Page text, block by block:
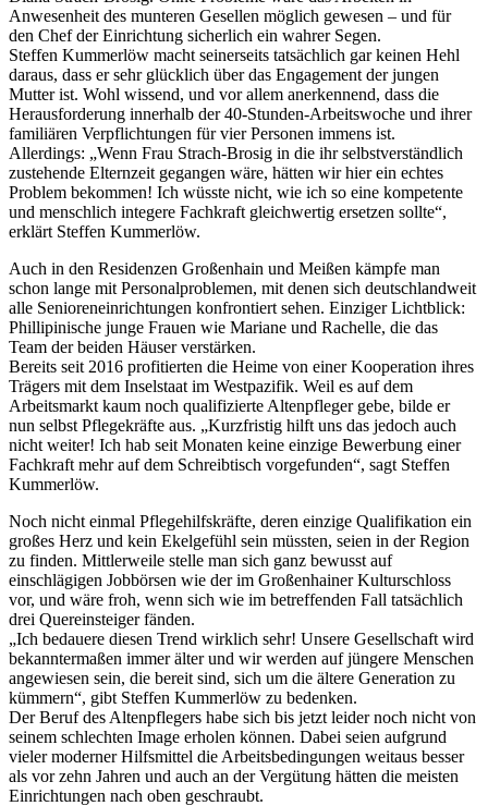
Anwesenheit des munteren Gesellen möglich gewesen – und für
den Chef der Einrichtung sicherlich ein wahrer Segen.
Steffen Kummerlöw macht seinerseits tatsächlich gar keinen Hehl
daraus, dass er sehr glücklich über das Engagement der jungen
Mutter ist. Wohl wissend, und vor allem anerkennend, dass die
Herausforderung innerhalb der 40-Stunden-Arbeitswoche und ihrer
familiären Verpflichtungen für vier Personen immens ist.
Allerdings: „Wenn Frau Strach-Brosig in die ihr selbstverständlich
zustehende Elternzeit gegangen wäre, hätten wir hier ein echtes
Problem bekommen! Ich wüsste nicht, wie ich so eine kompetente
und menschlich integere Fachkraft gleichwertig ersetzen sollte“,
erklärt Steffen Kummerlöw.
Auch in den Residenzen Großenhain und Meißen kämpfe man
schon lange mit Personalproblemen, mit denen sich deutschlandweit
alle Senioreneinrichtungen konfrontiert sehen. Einziger Lichtblick:
Phillipinische junge Frauen wie Mariane und Rachelle, die das
Team der beiden Häuser verstärken.
Bereits seit 2016 profitierten die Heime von einer Kooperation ihres
Trägers mit dem Inselstaat im Westpazifik. Weil es auf dem
Arbeitsmarkt kaum noch qualifizierte Altenpfleger gebe, bilde er
nun selbst Pflegekräfte aus. „Kurzfristig hilft uns das jedoch auch
nicht weiter! Ich hab seit Monaten keine einzige Bewerbung einer
Fachkraft mehr auf dem Schreibtisch vorgefunden“, sagt Steffen
Kummerlöw.
Noch nicht einmal Pflegehilfskräfte, deren einzige Qualifikation ein
großes Herz und kein Ekelgefühl sein müssten, seien in der Region
zu finden. Mittlerweile stelle man sich ganz bewusst auf
einschlägigen Jobbörsen wie der im Großenhainer Kulturschloss
vor, und wäre froh, wenn sich wie im betreffenden Fall tatsächlich
drei Quereinsteiger fänden.
„Ich bedauere diesen Trend wirklich sehr! Unsere Gesellschaft wird
bekanntermaßen immer älter und wir werden auf jüngere Menschen
angewiesen sein, die bereit sind, sich um die ältere Generation zu
kümmern“, gibt Steffen Kummerlöw zu bedenken.
Der Beruf des Altenpflegers habe sich bis jetzt leider noch nicht von
seinem schlechten Image erholen können. Dabei seien aufgrund
vieler moderner Hilfsmittel die Arbeitsbedingungen weitaus besser
als vor zehn Jahren und auch an der Vergütung hätten die meisten
Einrichtungen nach oben geschraubt.